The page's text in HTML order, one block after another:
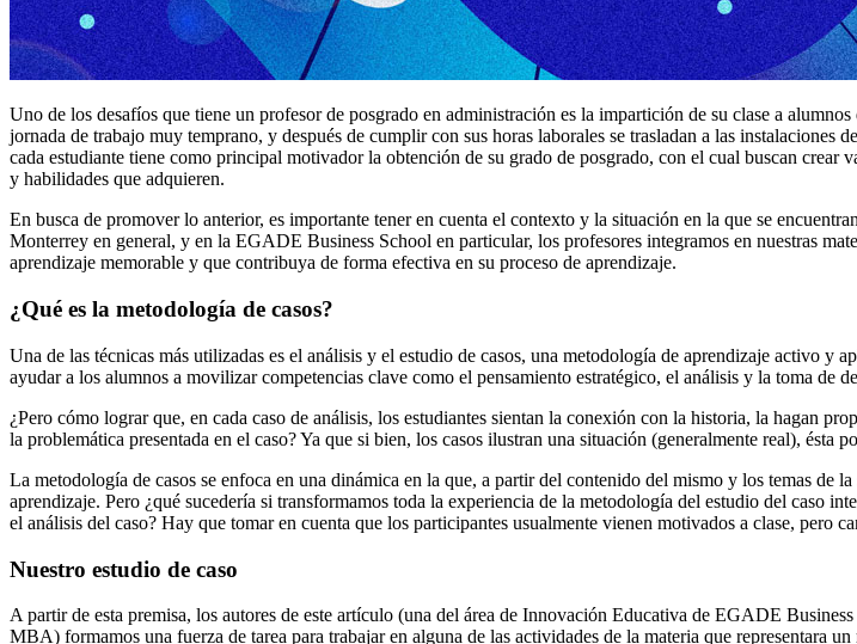
Uno de los desafíos que tiene un profesor de posgrado en administración es la impartición de su clase a
jornada de trabajo muy temprano, y después de cumplir con sus horas laborales se trasladan a las
cada estudiante tiene como principal motivador la obtención de su grado de posgrado, con el cual buscan
y habilidades que adquieren.
En busca de promover lo anterior, es importante tener en cuenta el contexto y la situación en la que se
Monterrey en general, y en la EGADE Business School en particular, los profesores integramos en nuestras
aprendizaje memorable y que contribuya de forma efectiva en su proceso de aprendizaje.
¿Qué es la metodología de casos?
Una de las técnicas más utilizadas es el análisis y el estudio de casos, una metodología de aprendizaje activo y
ayudar a los alumnos a movilizar competencias clave como el pensamiento estratégico, el análisis y la toma de
¿Pero cómo lograr que, en cada caso de análisis, los estudiantes sientan la conexión con la historia, la hagan
la problemática presentada en el caso? Ya que si bien, los casos ilustran una situación (generalmente real), ésta
La metodología de casos se enfoca en una dinámica en la que, a partir del contenido del mismo y los temas de
aprendizaje. Pero ¿qué sucedería si transformamos toda la experiencia de la metodología del estudio del caso
el análisis del caso? Hay que tomar en cuenta que los participantes usualmente vienen motivados a clase, pero
Nuestro estudio de caso
A partir de esta premisa, los autores de este artículo (una del área de Innovación Educativa de EGADE
MBA) formamos una fuerza de tarea para trabajar en alguna de las actividades de la materia que